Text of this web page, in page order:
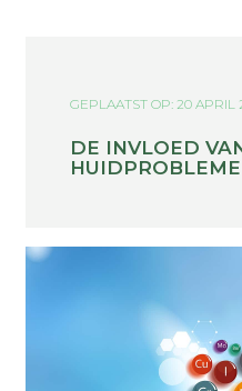
DE INVLOED
GEPLAATST OP: 20 APRIL